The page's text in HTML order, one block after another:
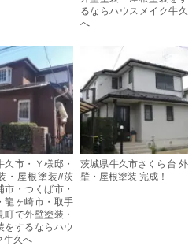
るならハウスメイク牛久
へ
久市・Ｙ様邸・
・屋根塗装//茨
市・つくば市・
龍ヶ崎市・取手
町で外壁塗装・
をするならハウ
牛久へ
茨城県牛久市さくら台 外
壁・屋根塗装 完成！